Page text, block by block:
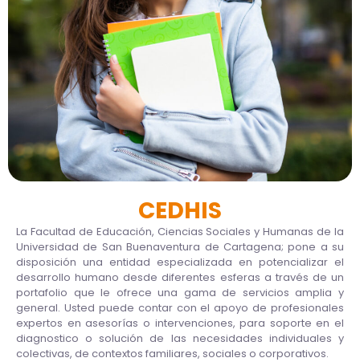
CEDHIS
La Facultad de Educación, Ciencias Sociales y Humanas de la
Universidad de San Buenaventura de Cartagena; pone a su
disposición una entidad especializada en potencializar el
desarrollo humano desde diferentes esferas a través de un
portafolio que le ofrece una gama de servicios amplia y
general. Usted puede contar con el apoyo de profesionales
expertos en asesorías o intervenciones, para soporte en el
diagnostico o solución de las necesidades individuales y
colectivas, de contextos familiares, sociales o corporativos.